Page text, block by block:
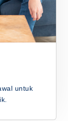
untuk